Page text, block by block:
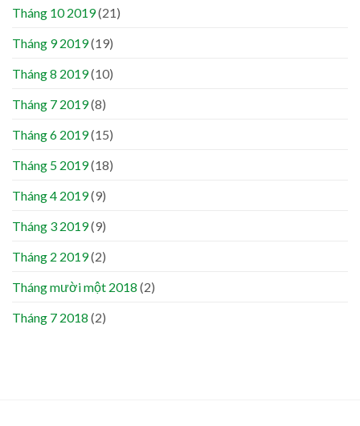
Tháng 10 2019(21)
Tháng 9 2019(19)
Tháng 8 2019(10)
Tháng 7 2019(8)
Tháng 6 2019(15)
Tháng 5 2019(18)
Tháng 4 2019(9)
Tháng 3 2019(9)
Tháng 2 2019(2)
Tháng mười một 2018 (2)
Tháng 7 2018 (2)